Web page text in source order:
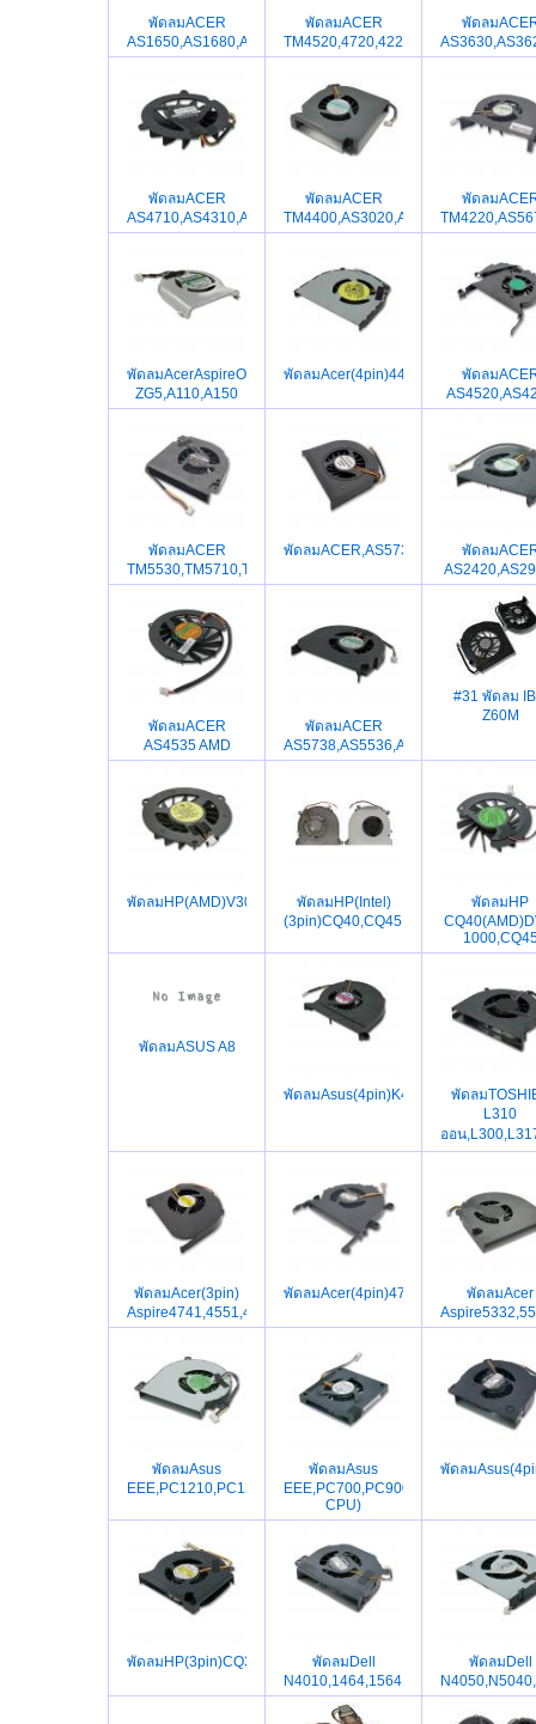
พัดลมACER
พัดลมACER
TM4520,4720,4220
พัดลม
พัดลมACER
AS4710,AS4310,AS3050,AS4920,AS5050
พัดลมACER
TM4400,AS3020,AS5020
พัดลม
พัดลมAcerAspireOne
ZG5,A110,A150
พัดลมAcer(4pin)4410T,4810T,5810T
พัดลม
พัดลมACER
TM5530,TM5710,TM5720,XT4620,XT5620
พัดลม
พัดลม
พัดลมACER
AS4535 AMD
พัดลมACER
#31 พัดลม
Z60M
พัดลมHP(AMD)V3000,DV2000พัดลมHP(Intel)
(3pin)CQ40,CQ45,DV4,CQ41,
พัดลมHP
พัดลมASUS A8
พัดลม
พัดลม
L310
ออน
พัดลมAcer(3pin)
Aspire4741,4551,4551G,4741G,D640
พัดลม
พัดลมAcer
พัดลมAsus
EEE,PC1210,PC1215
พัดลมAsus
CPU)
พัดลม
พัดลมHP(3pin)CQ35,DV3,CQ36,DV3Z
พัดลมDell
พัดลมDell